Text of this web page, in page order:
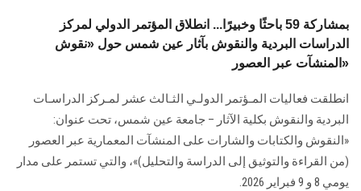
بمشاركة 59 باحثًا وخبيرًا... انطلاق المؤتمر الدولي لمركز
الدراسات البردية والنقوش بآثار عين شمس حول «نقوش
المنشآت عبر العصور»
انطلقت فعاليات المـؤتمر الدولـي الثـالث عشر لمـركز الدراسـات
البردية والنقوش بكلية الآثار – جامعة عين شمس، تحت عنوان:
«النقوش والكتابات والشارات على المنشآت المعمارية عبر العصور
(من القراءة والتوثيق إلى الدراسة والتحليل)»، والتي تستمر على مدار
يومي 8 و 9 فبراير 2026.